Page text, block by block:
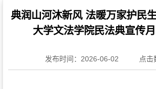
典润山河沐新风 法暖万家护
大学文法学院民法典宣传
发布时间：2026-06-02 点击